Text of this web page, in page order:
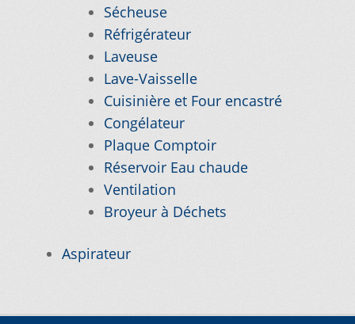
Nos promotions
Notre objectif
Pour quel type d’appareil ?
cherchez, on l’ajoute pour vous !
Sécheuse
Réfrigérateur
Laveuse
Lave-Vaisselle
Cuisinière et Four encastré
Congélateur
Plaque Comptoir
Réservoir Eau chaude
Ventilation
Broyeur à Déchets
Aspirateur